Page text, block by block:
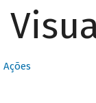
Ações